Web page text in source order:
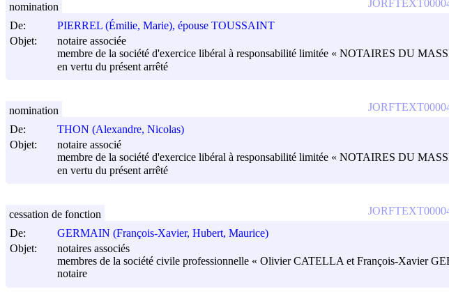
De:
PIERREL (Émilie, Marie), épouse TOUSSAINT
Objet:
notaire associée
membre de la société d'exercice libéral à responsabilité limitée « NOTAIRES DU
en vertu du présent arrêté
nomination
De:
THON (Alexandre, Nicolas)
Objet:
notaire associé
membre de la société d'exercice libéral à responsabilité limitée « NOTAIRES DU
en vertu du présent arrêté
nomination
De:
GERMAIN (François-Xavier, Hubert, Maurice)
Objet:
notaires associés
membres de la société civile professionnelle « Olivier CATELLA et François-Xavier
notaire
cessation de fonction